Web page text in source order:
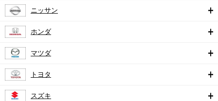
ニッサン
ホンダ
マツダ
トヨタ
スズキ